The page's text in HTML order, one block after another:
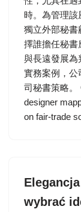
時。為管理該
獨立外部秘書
擇誰擔任秘書
與長遠發展為
實務案例，公
司秘書策略。
designer
on fair-trade
wybrać